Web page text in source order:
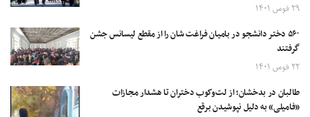
۲۹ قوس ۱۴۰۱
۵۶۰ دختر دانشجو در بامیان فراغت شان را از مقطع لیسانس جشن
گرفتند
۲۲ قوس ۱۴۰۱
طالبان در بدخشان؛ از لت‌وکوب دختران تا هشدار مجازات
«فامیلی» به دلیل نپوشیدن برقع